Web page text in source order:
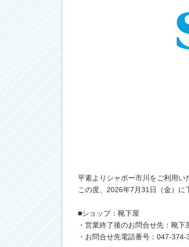
平素よりシャポー市川をご利用い
この度、2026年7月31日（金）に
■ショップ：靴下屋
・営業終了後のお問合せ先：靴
・お問合せ先電話番号：047-374-